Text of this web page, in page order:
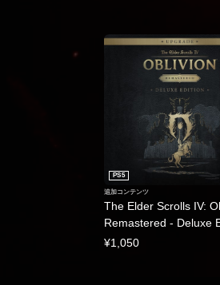
The Elder Scrolls IV:
Remastered - Deluxe
Upgrade
PS5
追加コンテンツ
¥1,050